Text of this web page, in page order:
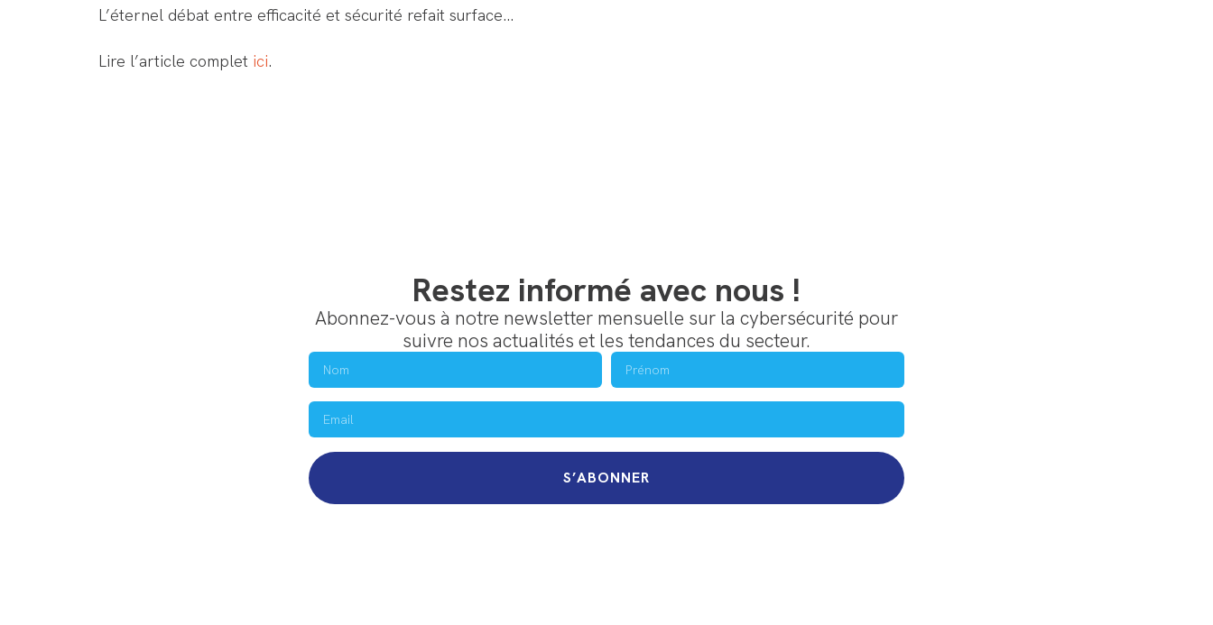
L’éternel débat entre efficacité et sécurité refait surface…
Lire l’article complet ici.
Restez informé avec nous !
Abonnez-vous à notre newsletter mensuelle sur la cybersécurité pour
suivre nos actualités et les tendances du secteur.
S’ABONNER